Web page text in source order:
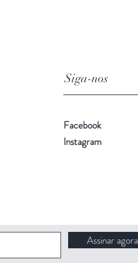
Siga-nos
Facebook
Instagram
Assinar agora